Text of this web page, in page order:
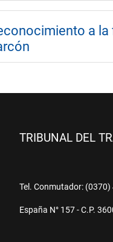
a la
TRIBUNAL DEL
Tel. Conmutador: (0370)
España N° 157 - C.P.